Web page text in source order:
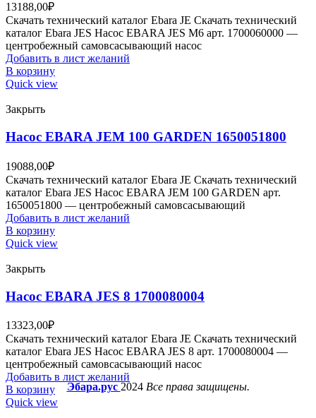
13188,00₽
Скачать технический каталог Ebara JE Скачать технический
каталог Ebara JES Насос EBARA JES M6 арт. 1700060000 —
центробежный самовсасывающий насос
Добавить в лист желаний
В корзину
Quick view
Закрыть
Насос EBARA JEM 100 GARDEN 1650051800
19088,00₽
Скачать технический каталог Ebara JE Скачать технический
каталог Ebara JES Насос EBARA JEM 100 GARDEN арт.
1650051800 — центробежный самовсасывающий
Добавить в лист желаний
В корзину
Quick view
Закрыть
Насос EBARA JES 8 1700080004
13323,00₽
Скачать технический каталог Ebara JE Скачать технический
каталог Ebara JES Насос EBARA JES 8 арт. 1700080004 —
центробежный самовсасывающий насос
Добавить в лист желаний
В корзину
Quick view
Эбара.рус 2024Все права защищены.